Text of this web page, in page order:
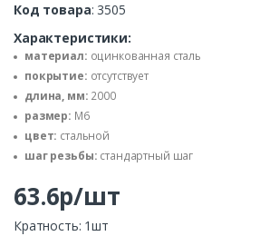
Код товара: 3505
Характеристики:
материал: оцинкованная сталь
покрытие: отсутствует
длина, мм: 2000
размер: М6
цвет: стальной
шаг резьбы: стандартный шаг
63.6р/шт
Кратность: 1шт